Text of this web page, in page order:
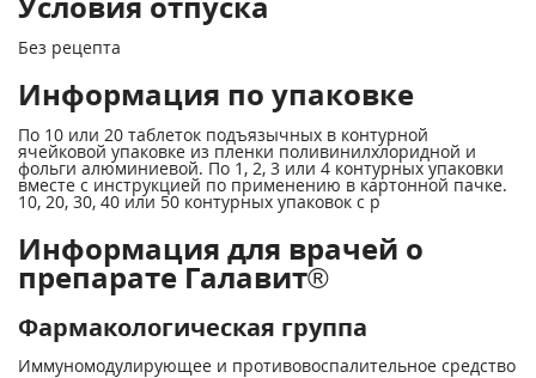
Без рецепта
Информация по упаковке
По 10 или 20 таблеток подъязычных в контурной
ячейковой упаковке из пленки поливинилхлоридной и
фольги алюминиевой. По 1, 2, 3 или 4 контурных упаковки
вместе с инструкцией по применению в картонной пачке.
10, 20, 30, 40 или 50 контурных упаковок с р
Информация для врачей о
препарате Галавит®
Фармакологическая группа
Иммуномодулирующее и противовоспалительное средство